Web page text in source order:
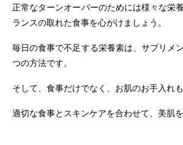
正常なターンオーバーのためには様々な栄
ランスの取れた食事を心がけましょう。
毎日の食事で不足する栄養素は、サプリメ
つの方法です。
そして、食事だけでなく、お肌のお手入れも
適切な食事とスキンケアを合わせて、美肌